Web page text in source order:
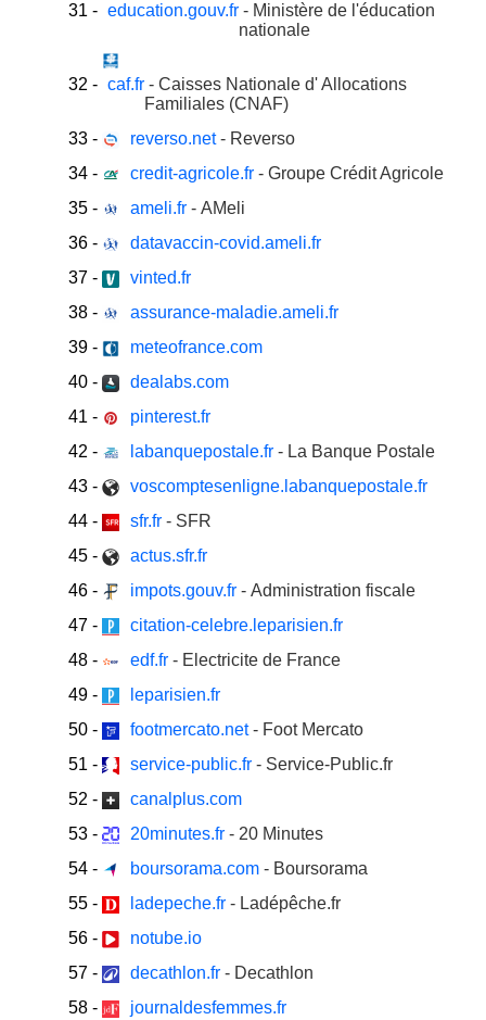
31 - education.gouv.fr - Ministère de l'éducation
nationale
32 - caf.fr - Caisses Nationale d' Allocations
Familiales (CNAF)
33 - reverso.net- Reverso
34 - credit-agricole.fr - Groupe Crédit Agricole
35 - ameli.fr - AMeli
36 -
datavaccin-covid.ameli.fr
37 -
vinted.fr
38 -
assurance-maladie.ameli.fr
39 -
meteofrance.com
40 -
dealabs.com
41 -
pinterest.fr
42 - labanquepostale.fr - La Banque Postale
43 -
voscomptesenligne.labanquepostale.fr
44 - sfr.fr - SFR
45 -
actus.sfr.fr
46 - impots.gouv.fr - Administration fiscale
47 -
citation-celebre.leparisien.fr
48 - edf.fr - Electricite de France
49 -
leparisien.fr
50 - footmercato.net- Foot Mercato
51 - service-public.fr - Service-Public.fr
52 -
canalplus.com
53 - 20minutes.fr - 20 Minutes
54 - boursorama.com - Boursorama
55 - ladepeche.fr - Ladépêche.fr
56 -
notube.io
57 - decathlon.fr - Decathlon
58 - journaldesfemmes.fr